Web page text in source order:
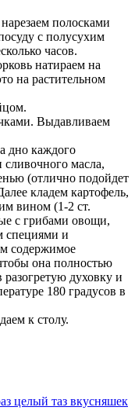
полосками
с полусухим
часов.
натираем на
на растительном
Выдавливаем
дно каждого
масла,
(отлично подойдет
кладем картофель,
вином (1-2 ст.
с грибами овощи,
специями и
содержимое
она полностью
духовку и
180 градусов в
к столу.